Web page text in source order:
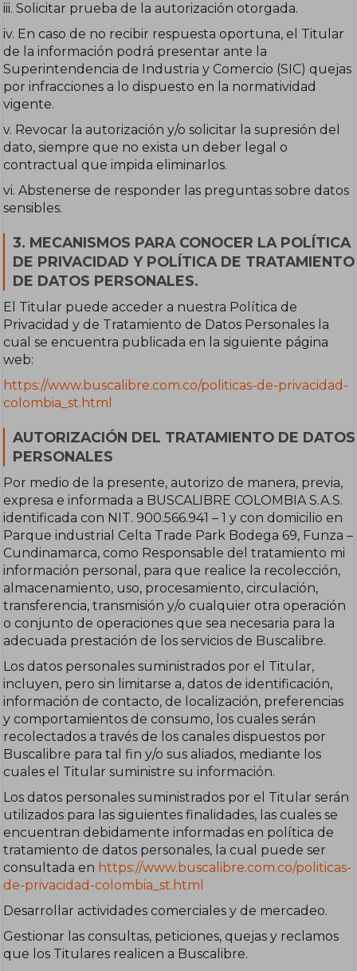
iii. Solicitar prueba de la autorización otorgada.
iv. En caso de no recibir respuesta oportuna, el Titular
de la información podrá presentar ante la
Superintendencia de Industria y Comercio (SIC) quejas
por infracciones a lo dispuesto en la normatividad
vigente.
v. Revocar la autorización y/o solicitar la supresión del
dato, siempre que no exista un deber legal o
contractual que impida eliminarlos.
vi. Abstenerse de responder las preguntas sobre datos
sensibles.
3. MECANISMOS PARA CONOCER LA POLÍTICA
DE PRIVACIDAD Y POLÍTICA DE TRATAMIENTO
DE DATOS PERSONALES.
El Titular puede acceder a nuestra Política de
Privacidad y de Tratamiento de Datos Personales la
cual se encuentra publicada en la siguiente página
web:
https://www.buscalibre.com.co/politicas-de-privacidad-
colombia_st.html
AUTORIZACIÓN DEL TRATAMIENTO DE DATOS
PERSONALES
Por medio de la presente, autorizo de manera, previa,
expresa e informada a BUSCALIBRE COLOMBIA S.A.S.
identificada con NIT. 900.566.941 – 1 y con domicilio en
Parque industrial Celta Trade Park Bodega 69, Funza –
Cundinamarca, como Responsable del tratamiento mi
información personal, para que realice la recolección,
almacenamiento, uso, procesamiento, circulación,
transferencia, transmisión y/o cualquier otra operación
o conjunto de operaciones que sea necesaria para la
adecuada prestación de los servicios de Buscalibre.
Los datos personales suministrados por el Titular,
incluyen, pero sin limitarse a, datos de identificación,
información de contacto, de localización, preferencias
y comportamientos de consumo, los cuales serán
recolectados a través de los canales dispuestos por
Buscalibre para tal fin y/o sus aliados, mediante los
cuales el Titular suministre su información.
Los datos personales suministrados por el Titular serán
utilizados para las siguientes finalidades, las cuales se
encuentran debidamente informadas en política de
tratamiento de datos personales, la cual puede ser
consultada en https://www.buscalibre.com.co/politicas-
de-privacidad-colombia_st.html
Desarrollar actividades comerciales y de mercadeo.
Gestionar las consultas, peticiones, quejas y reclamos
que los Titulares realicen a Buscalibre.